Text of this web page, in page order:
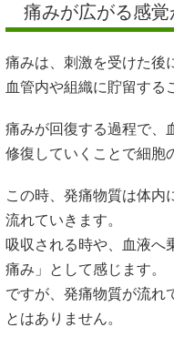
痛みが広がる感覚
痛みは、刺激を受けた後
血管内や組織に貯留する
痛みが回復する過程で、
修復していくことで細胞
この時、発痛物質は体内
流れていきます。
吸収される時や、血液へ
痛み」として感じます。
ですが、発痛物質が流れ
とはありません。